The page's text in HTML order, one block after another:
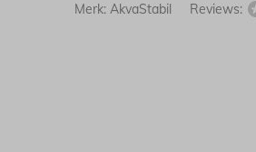
Merk: AkvaStabil Reviews: